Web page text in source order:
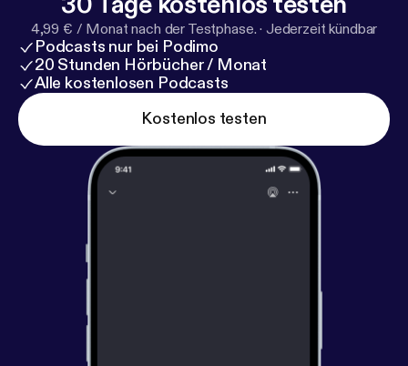
4,99 € / Monat nach der Testphase. · Jederzeit kündbar
Podcasts nur bei Podimo
20 Stunden Hörbücher / Monat
Alle kostenlosen Podcasts
Kostenlos testen